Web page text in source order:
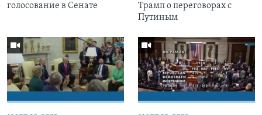
голосование в Сенате
Трамп о переговорах с
Путиным